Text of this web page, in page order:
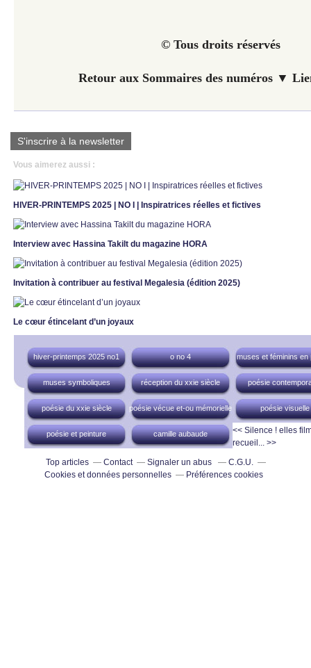
© Tous droits réservés
Retour aux Sommaires des numéros ▼
S'inscrire à la newsletter
Vous aimerez aussi :
HIVER-PRINTEMPS 2025 | NO I | Inspiratrices réelles et fictives
Interview avec Hassina Takilt du magazine HORA
Invitation à contribuer au festival Megalesia (édition 2025)
Le cœur étincelant d’un joyaux
hiver-printemps 2025 no1 o no 4 muses et féminins en
muses symboliques réception du xxie siècle poésie
poésie du xxie siècle poésie vécue et-ou mémorielle poésie visuelle
poésie et peinture camille aubaude
<< Silence ! elles
recueil... >>
Top articles
Contact Signaler un abus
C.G.U.
Cookies et données personnelles
Préférences cookies